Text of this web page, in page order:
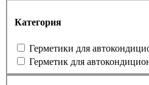
Категория
Герметики для
Герметик для